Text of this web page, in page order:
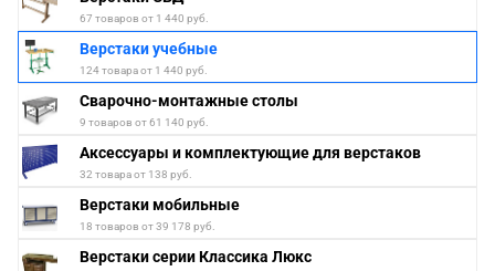
67 товаров от 1 440 руб.
Верстаки учебные
124 товара от 1 440 руб.
Сварочно-монтажные столы
9 товаров от 61 140 руб.
Аксессуары и комплектующие для верстаков
32 товара от 138 руб.
Верстаки мобильные
18 товаров от 39 178 руб.
Верстаки серии Классика Люкс